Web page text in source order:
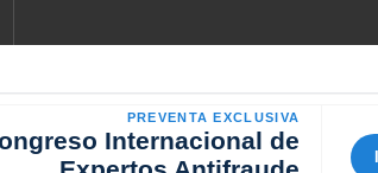
PREVENTA EXCLUSIVA
Internacional de